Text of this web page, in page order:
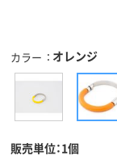
カラー オレンジ
販売単位：1個